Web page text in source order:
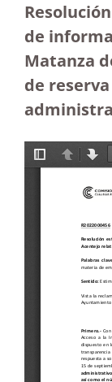
de
Matanza
de